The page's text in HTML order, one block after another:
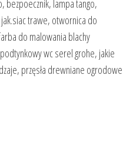
bezpoecznik, lampa tango,
trawe, otwornica do
do malowania blachy
wc serel grohe, jakie
przęsła drewniane ogrodowe